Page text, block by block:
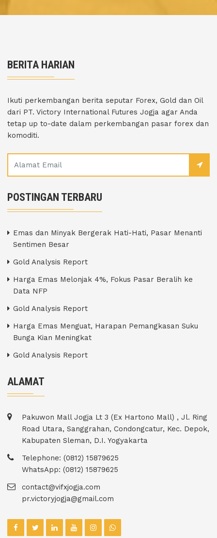
BERITA HARIAN
Ikuti perkembangan berita seputar Forex, Gold dan Oil
dari PT. Victory International Futures Jogja agar Anda
tetap up to-date dalam perkembangan pasar forex dan
komoditi.
POSTINGAN TERBARU
Emas dan Minyak Bergerak Hati-Hati, Pasar Menanti
Sentimen Besar
Gold Analysis Report
Harga Emas Melonjak 4%, Fokus Pasar Beralih ke
Data NFP
Gold Analysis Report
Harga Emas Menguat, Harapan Pemangkasan Suku
Bunga Kian Meningkat
Gold Analysis Report
ALAMAT
Pakuwon Mall Jogja Lt 3 (Ex Hartono Mall) , Jl. Ring
Road Utara, Sanggrahan, Condongcatur, Kec. Depok,
Kabupaten Sleman, D.I. Yogyakarta
Telephone: (0812) 15879625
WhatsApp: (0812) 15879625
contact@vifxjogja.com
pr.victoryjogja@gmail.com